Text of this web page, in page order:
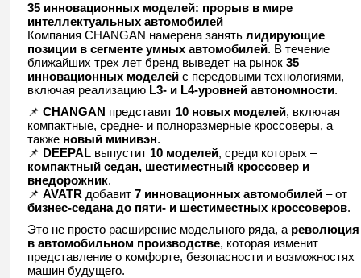
35 инновационных моделей: прорыв в мире
интеллектуальных автомобилей
Компания CHANGAN намерена занять лидирующие
позиции в сегменте умных автомобилей. В течение
ближайших трех лет бренд выведет на рынок 35
инновационных моделей с передовыми технологиями,
включая реализацию L3- и L4-уровней автономности.
📌 CHANGAN представит 10 новых моделей, включая
компактные, средне- и полноразмерные кроссоверы, а
также новый минивэн.
📌 DEEPAL выпустит 10 моделей, среди которых –
компактный седан, шестиместный кроссовер и
внедорожник.
📌 AVATR добавит 7 инновационных автомобилей – от
бизнес-седана до пяти- и шестиместных кроссоверов.
Это не просто расширение модельного ряда, а революция
в автомобильном производстве, которая изменит
представление о комфорте, безопасности и возможностях
машин будущего.